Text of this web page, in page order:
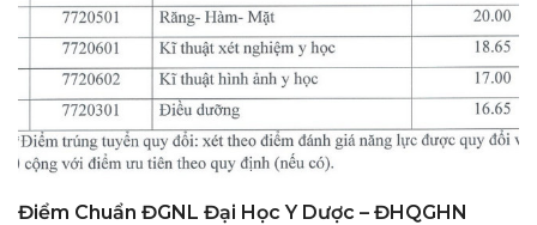
Điểm Chuẩn ĐGNL Đại Học Y Dược – ĐHQGHN